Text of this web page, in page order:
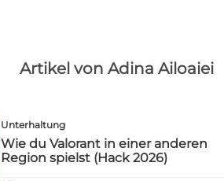
Artikel von Adina Ailoaiei
Unterhaltung
Wie du Valorant in einer anderen
Region spielst (Hack 2026)